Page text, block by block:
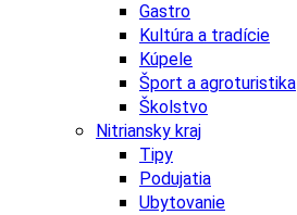
Gastro
Kultúra a tradície
Kúpele
Šport a agroturistika
Školstvo
Nitriansky kraj
Tipy
Podujatia
Ubytovanie